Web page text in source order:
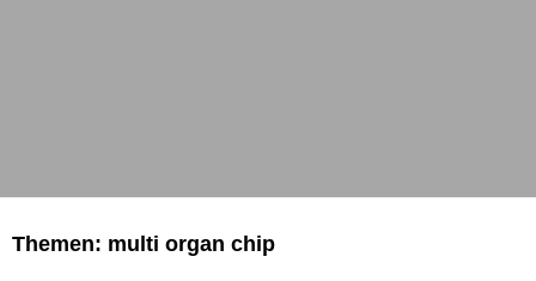
Themen: multi organ chip